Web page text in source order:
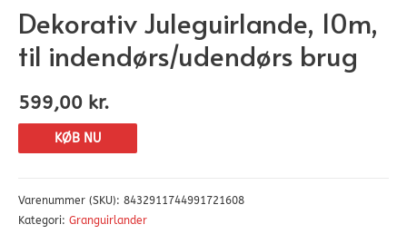
Dekorativ Juleguirlande, 10m,
til indendørs/udendørs brug
599,00 kr.
KØB NU
Varenummer (SKU): 8432911744991721608
Kategori: Granguirlander